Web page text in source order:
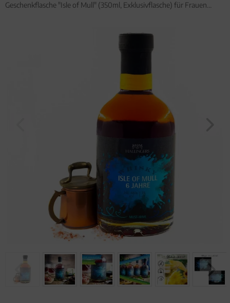
Geschenkflasche "Isle of Mull" (350ml, Exklusivflasche) für Frauen
Liebe & Hochzeit